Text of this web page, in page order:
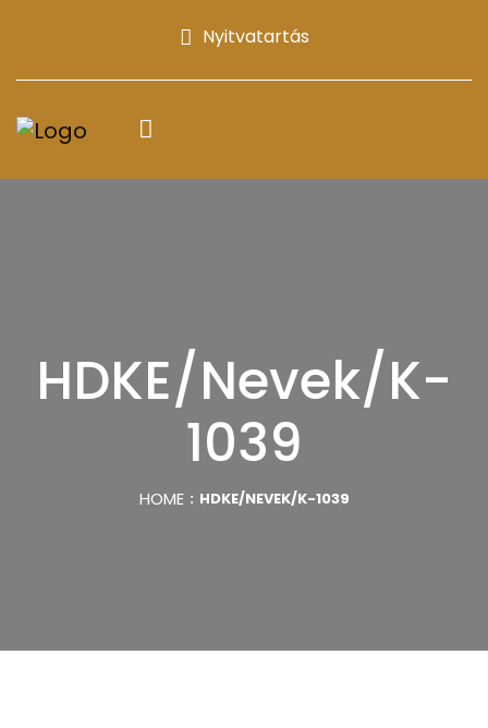
Nyitvatartás
HDKE/Nevek/K-
1039
HOME HDKE/NEVEK/K-1039